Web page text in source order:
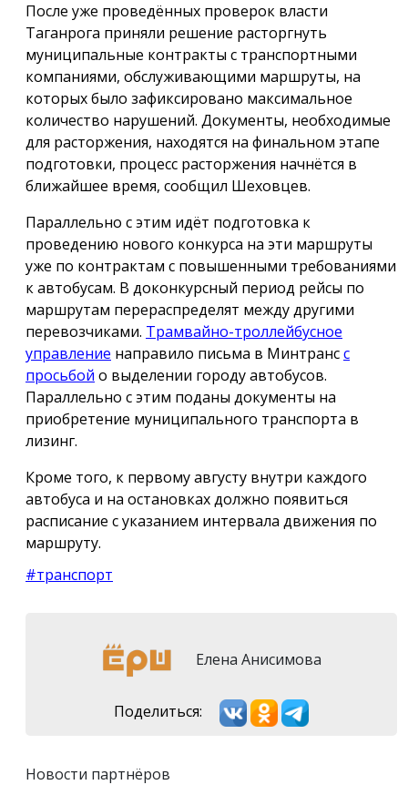
После уже проведённых проверок власти
Таганрога приняли решение расторгнуть
муниципальные контракты с транспортными
компаниями, обслуживающими маршруты, на
которых было зафиксировано максимальное
количество нарушений. Документы, необходимые
для расторжения, находятся на финальном этапе
подготовки, процесс расторжения начнётся в
ближайшее время, сообщил Шеховцев.
Параллельно с этим идёт подготовка к
проведению нового конкурса на эти маршруты
уже по контрактам с повышенными требованиями
к автобусам. В доконкурсный период рейсы по
маршрутам перераспределят между другими
перевозчиками. Трамвайно-троллейбусное
управление направило письма в Минтрансс
просьбой о выделении городу автобусов.
Параллельно с этим поданы документы на
приобретение муниципального транспорта в
лизинг.
Кроме того, к первому августу внутри каждого
автобуса и на остановках должно появиться
расписание с указанием интервала движения по
маршруту.
#транспорт
Елена Анисимова
Поделиться:
Новости партнёров